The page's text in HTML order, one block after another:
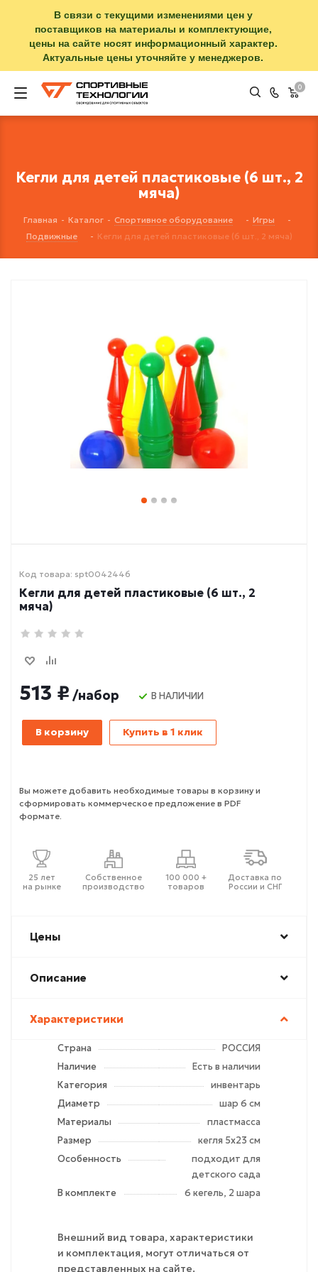
В связи с текущими изменениями цен у
поставщиков на материалы и комплектующие,
цены на сайте носят информационный характер.
Актуальные цены уточняйте у менеджеров.
0
Кегли для детей пластиковые (6 шт., 2
мяча)
Главная - Каталог - Спортивное оборудование - Игры
-
Подвижные
- Кегли для детей пластиковые (6 шт., 2 мяча)
Код товара: spt0042446
Кегли для детей пластиковые (6 шт., 2
мяча)
513 ₽ /набор В НАЛИЧИИ
В корзину Купить в 1 клик
Вы можете добавить необходимые товары в корзину и
сформировать коммерческое предложение в PDF
формате.
25 лет
на рынке
Собственное
производство
100 000 +
товаров
Доставка по
России и СНГ
Цены
Описание
Характеристики
Страна
РОССИЯ
Наличие
Есть в наличии
Категория
инвентарь
Диаметр
шар 6 см
Материалы
пластмасса
Размер
кегля 5х23 см
Особенность
подходит для
детского сада
В комплекте
6 кегель, 2 шара
Внешний вид товара, характеристики
и комплектация, могут отличаться от
представленных на сайте.